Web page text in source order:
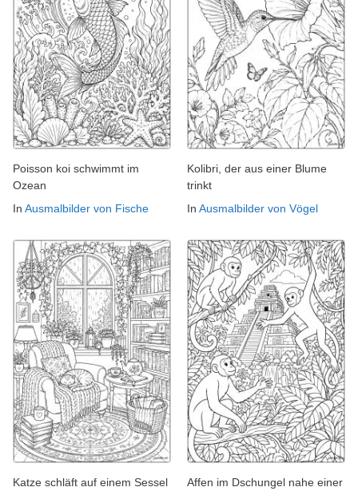
Poisson koi schwimmt im
Ozean
In Ausmalbilder von Fische
Kolibri, der aus einer Blume
trinkt
In Ausmalbilder von Vögel
Katze schläft auf einem Sessel
Affen im Dschungel nahe einer